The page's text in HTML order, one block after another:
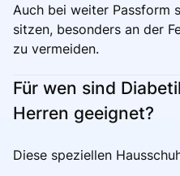
Auch bei weiter Passform
sitzen, besonders an der
zu vermeiden.
Für wen sind
Herren geeignet?
Diese speziellen